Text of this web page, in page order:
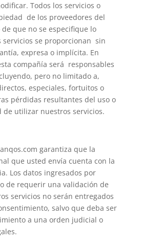
Todos los servicios o
de los proveedores del
que no se especifique lo
se proporcionan sin
expresa o implícita. En
compañía será responsables
pero no limitado a,
especiales, fortuitos o
pérdidas resultantes del uso o
utilizar nuestros servicios.
garantiza que la
que usted envía cuenta con la
Los datos ingresados por
de requerir una validación de
servicios no serán entregados
salvo que deba ser
a una orden judicial o